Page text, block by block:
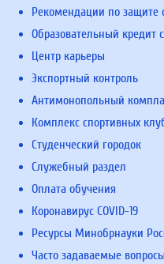
Рекомендации по защите
Образовательный кредит
Центр карьеры
Экспортный контроль
Антимонопольный
Комплекс спортивных
Студенческий городок
Служебный раздел
Оплата обучения
Коронавирус COVID-19
Ресурсы Минобрнауки
Часто задаваемые вопросы